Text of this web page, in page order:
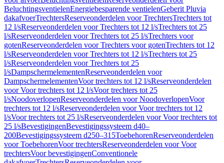
BeluchtingsventielenEnergiebesparende ventielenGeberit Pluvia
dakafvoerTrechtersReserveonderdelen voor TrechtersTrechters tot
12 l/sReserveonderdelen voor Trechters tot 12 l/sTrechters tot 25
l/sReserveonderdelen voor Trechters tot 25 l/sTrechters voor
gotenReserveonderdelen voor Trechters voor gotenTrechters tot 12
l/sReserveonderdelen voor Trechters tot 12 l/sTrechters tot 25
l/sReserveonderdelen voor Trechters tot 25
l/sDampschermelementenReserveonderdelen voor
DampschermelementenVoor trechters tot 12 l/sReserveonderdelen
voor Voor trechters tot 12 l/sVoor trechters tot 25
l/sNoodoverlopenReserveonderdelen voor NoodoverlopenVoor
trechters tot 12 l/sReserveonderdelen voor Voor trechters tot 12
l/sVoor trechters tot 25 l/sReserveonderdelen voor Voor trechters tot
25 l/sBevestigingenBevestigingssysteem d40–
200Bevestigingssysteem d250–315ToebehorenReserveonderdelen
voor ToebehorenVoor trechtersReserveonderdelen voor Voor
trechtersVoor bevestigingenConventionele